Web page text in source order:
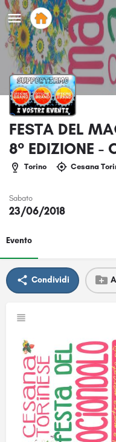
FESTA DEL
8° EDIZIONE
Torino Cesana
Sabato
23/06/2018
Evento
Condividi